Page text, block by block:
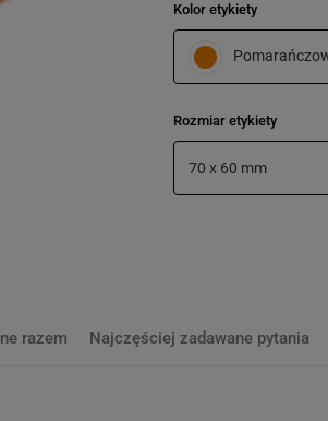
Kolor etykiety
Rozmiar etykiety
70 x 60 mm
razem Najczęściej zadawane pytania